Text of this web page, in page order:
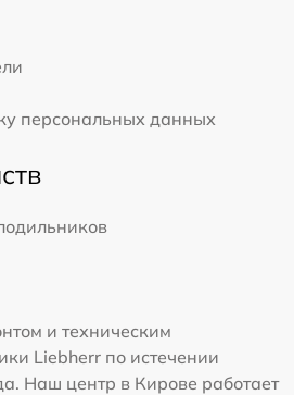
персональных данных
и техническим
Liebherr по истечении
Наш центр в Кирове работает